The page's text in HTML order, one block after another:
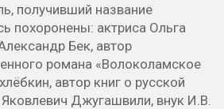
получивший название
похоронены: актриса Ольга
Бек, автор
романа «Волоколамское
автор книг о русской
Яковлевич Джугашвили, внук И.В.